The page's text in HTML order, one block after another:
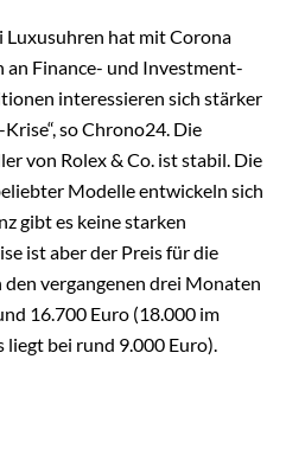
hat mit Corona
an Finance- und Investment-
interessieren sich stärker
so Chrono24. Die
von Rolex & Co. ist stabil. Die
Modelle entwickeln sich
gibt es keine starken
ist aber der Preis für die
den vergangenen drei Monaten
16.700 Euro (18.000 im
bei rund 9.000 Euro).